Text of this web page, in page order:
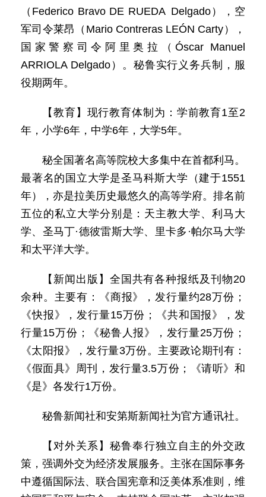
（Federico Bravo DE RUEDA Delgado），空
军司令莱昂（Mario Contreras LEÓN Carty），
国家警察司令阿里奥拉（Óscar Manuel
ARRIOLA Delgado）。秘鲁实行义务兵制，服
役期两年。
【教育】现行教育体制为：学前教育1至2
年，小学6年，中学6年，大学5年。
秘全国著名高等院校大多集中在首都利马。
最著名的国立大学是圣马科斯大学（建于1551
年），亦是拉美历史最悠久的高等学府。排名前
五位的私立大学分别是：天主教大学、利马大
学、圣马丁·德彼雷斯大学、里卡多·帕尔马大学
和太平洋大学。
【新闻出版】全国共有各种报纸及刊物20
余种。主要有：《商报》，发行量约28万份；
《快报》，发行量15万份；《共和国报》，发
行量15万份；《秘鲁人报》，发行量25万份；
《太阳报》，发行量3万份。主要政论期刊有：
《假面具》周刊，发行量3.5万份；《请听》和
《是》各发行1万份。
秘鲁新闻社和安第斯新闻社为官方通讯社。
【对外关系】秘鲁奉行独立自主的外交政
策，强调外交为经济发展服务。主张在国际事务
中遵循国际法、联合国宪章和泛美体系准则，维